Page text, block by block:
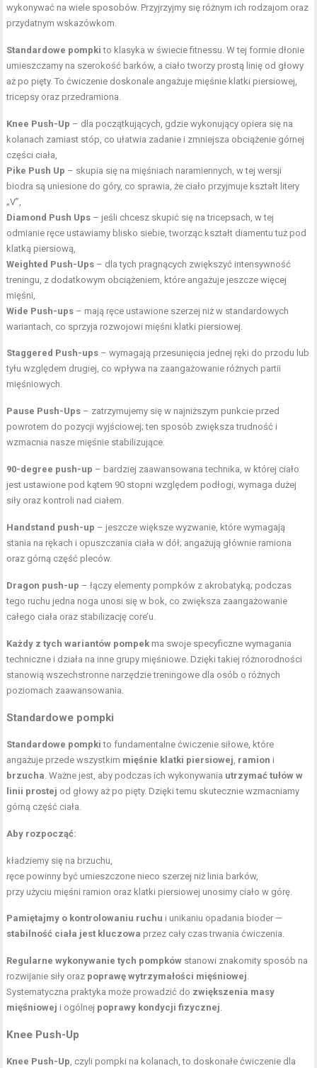
wykonywać na wiele sposobów. Przyjrzyjmy się różnym ich rodzajom oraz
przydatnym wskazówkom.
Standardowe pompki to klasyka w świecie fitnessu. W tej formie dłonie
umieszczamy na szerokość barków, a ciało tworzy prostą linię od głowy
aż po pięty. To ćwiczenie doskonale angażuje mięśnie klatki piersiowej,
tricepsy oraz przedramiona.
Knee Push-Up – dla początkujących, gdzie wykonujący opiera się na
kolanach zamiast stóp, co ułatwia zadanie i zmniejsza obciążenie górnej
części ciała,
Pike Push Up – skupia się na mięśniach naramiennych, w tej wersji
biodra są uniesione do góry, co sprawia, że ciało przyjmuje kształt litery
„V”,
Diamond Push Ups – jeśli chcesz skupić się na tricepsach, w tej
odmianie ręce ustawiamy blisko siebie, tworząc kształt diamentu tuż pod
klatką piersiową,
Weighted Push-Ups – dla tych pragnących zwiększyć intensywność
treningu, z dodatkowym obciążeniem, które angażuje jeszcze więcej
mięśni,
Wide Push-ups – mają ręce ustawione szerzej niż w standardowych
wariantach, co sprzyja rozwojowi mięśni klatki piersiowej.
Staggered Push-ups – wymagają przesunięcia jednej ręki do przodu lub
tyłu względem drugiej, co wpływa na zaangażowanie różnych partii
mięśniowych.
Pause Push-Ups – zatrzymujemy się w najniższym punkcie przed
powrotem do pozycji wyjściowej; ten sposób zwiększa trudność i
wzmacnia nasze mięśnie stabilizujące.
90-degree push-up – bardziej zaawansowana technika, w której ciało
jest ustawione pod kątem 90 stopni względem podłogi, wymaga dużej
siły oraz kontroli nad ciałem.
Handstand push-up – jeszcze większe wyzwanie, które wymagają
stania na rękach i opuszczania ciała w dół; angażują głównie ramiona
oraz górną część pleców.
Dragon push-up – łączy elementy pompków z akrobatyką; podczas
tego ruchu jedna noga unosi się w bok, co zwiększa zaangażowanie
całego ciała oraz stabilizację core’u.
Każdy z tych wariantów pompek ma swoje specyficzne wymagania
techniczne i działa na inne grupy mięśniowe. Dzięki takiej różnorodności
stanowią wszechstronne narzędzie treningowe dla osób o różnych
poziomach zaawansowania.
Standardowe pompki
Standardowe pompki to fundamentalne ćwiczenie siłowe, które
angażuje przede wszystkim mięśnie klatki piersiowej, ramion i
brzucha. Ważne jest, aby podczas ich wykonywania utrzymać tułów w
linii prostej od głowy aż po pięty. Dzięki temu skutecznie wzmacniamy
górną część ciała.
Aby rozpocząć:
kładziemy się na brzuchu,
ręce powinny być umieszczone nieco szerzej niż linia barków,
przy użyciu mięśni ramion oraz klatki piersiowej unosimy ciało w górę.
Pamiętajmy o kontrolowaniu ruchu i unikaniu opadania bioder —
stabilność ciała jest kluczowa przez cały czas trwania ćwiczenia.
Regularne wykonywanie tych pompków stanowi znakomity sposób na
rozwijanie siły oraz poprawę wytrzymałości mięśniowej.
Systematyczna praktyka może prowadzić do zwiększenia masy
mięśniowej i ogólnej poprawy kondycji fizycznej.
Knee Push-Up
Knee Push-Up, czyli pompki na kolanach, to doskonałe ćwiczenie dla